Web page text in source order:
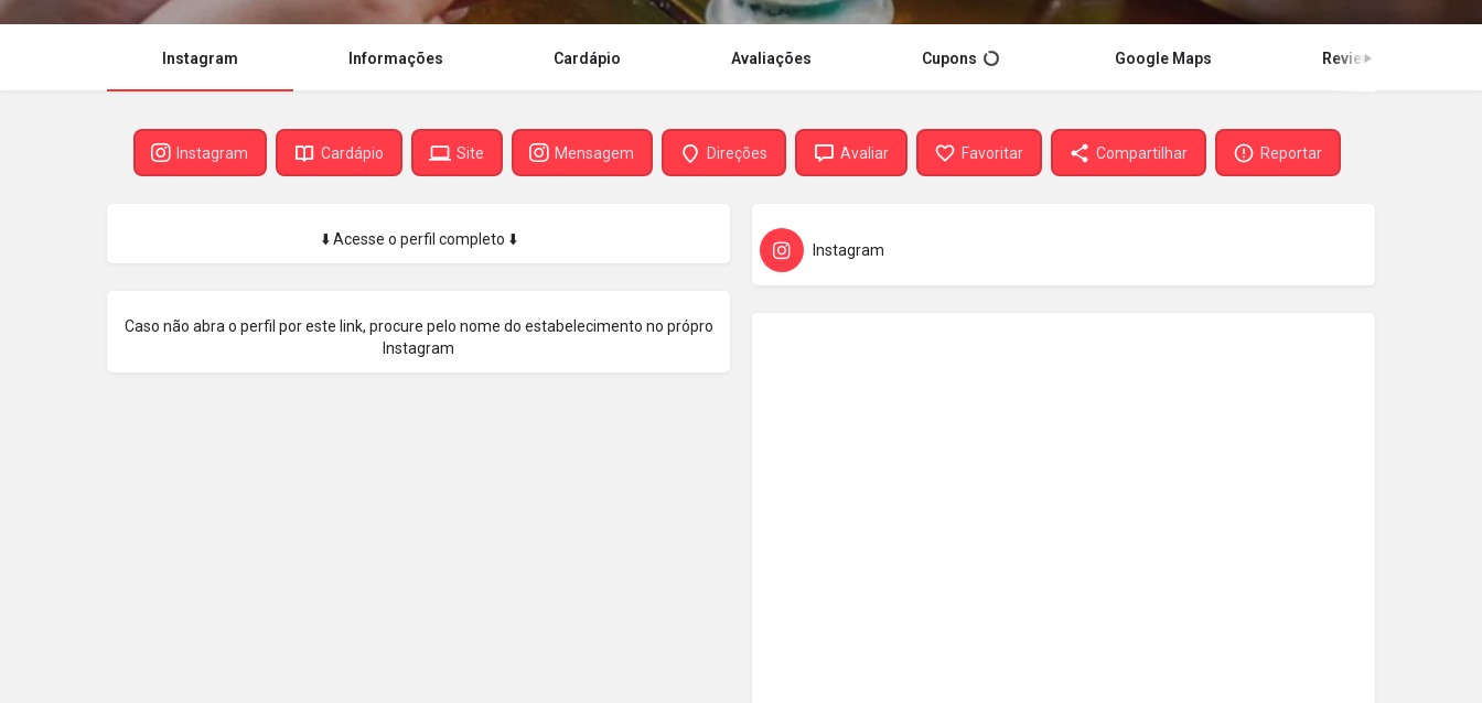
Instagram Informações Cardápio Avaliações Cupons Google Maps Review
Instagram Cardápio Site Mensagem Direções Avaliar Favoritar Compartilhar Reportar
⬇️ Acesse o perfil completo ⬇️
Instagram
Caso não abra o perfil por este link, procure pelo nome do estabelecimento no própro
Instagram